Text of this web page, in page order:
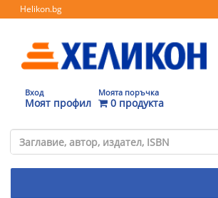
Helikon.bg
Вход
Моят профил
Моята поръчка
0 продукта